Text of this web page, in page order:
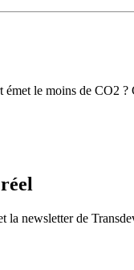
émet le moins de CO2
la newsletter de